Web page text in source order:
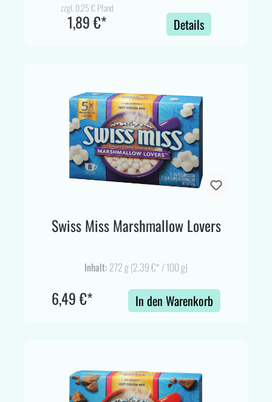
zzgl. 0,25 € Pfand
1,89 €* Details
Swiss Miss Marshmallow Lovers
Inhalt: 272 g(2,39 €* / 100 g)
6,49 €* In den Warenkorb